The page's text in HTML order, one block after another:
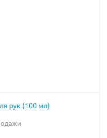
рук (100 мл)